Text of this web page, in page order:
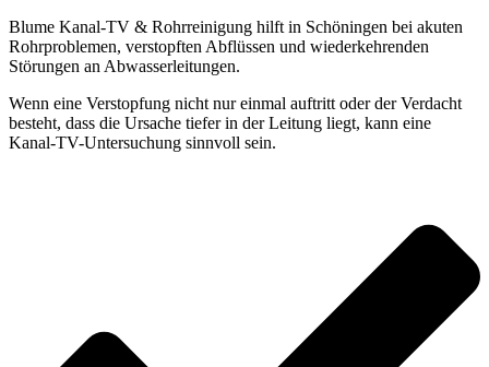
Blume Kanal-TV & Rohrreinigung hilft in Schöningen bei akuten
Rohrproblemen, verstopften Abflüssen und wiederkehrenden
Störungen an Abwasserleitungen.
Wenn eine Verstopfung nicht nur einmal auftritt oder der Verdacht
besteht, dass die Ursache tiefer in der Leitung liegt, kann eine
Kanal-TV-Untersuchung sinnvoll sein.